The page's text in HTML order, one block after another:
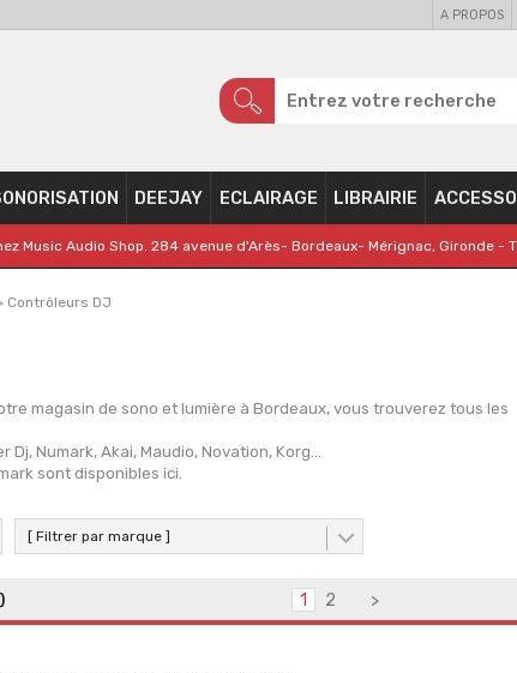
A PROPOS
DEEJAY ECLAIRAGE LIBRAIRIE
Music Audio Shop. 284 avenue d'Arès- Bordeaux- Mérignac, Gironde -
Contrôleurs DJ
magasin de sono et lumière à Bordeaux, vous trouverez tous les
Numark, Akai, Maudio, Novation, Korg...
sont disponibles ici.
[ Filtrer par marque ]
1 2 >